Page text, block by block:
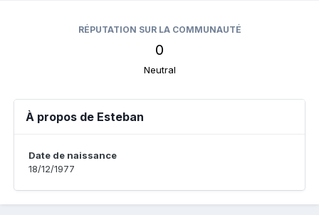
RÉPUTATION SUR LA COMMUNAUTÉ
0
Neutral
À propos de Esteban
Date de naissance
18/12/1977